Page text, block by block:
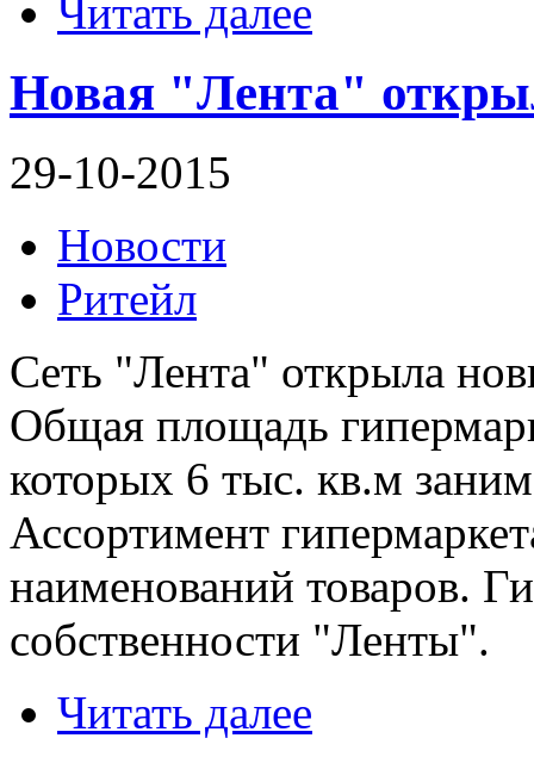
Читать далее
Новая "Лента"
29-10-2015
Новости
Ритейл
Сеть "Лента" открыла
Общая площадь
которых 6 тыс. кв.м
Ассортимент
наименований товаров.
собственности "Ленты".
Читать далее